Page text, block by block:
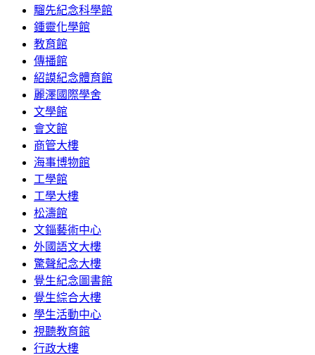
騮先紀念科學館
鍾靈化學館
教育館
傳播館
紹謨紀念體育館
麗澤國際學舍
文學館
會文館
商管大樓
海事博物館
工學館
工學大樓
松濤館
文錙藝術中心
外國語文大樓
驚聲紀念大樓
覺生紀念圖書館
覺生綜合大樓
學生活動中心
視聽教育館
行政大樓